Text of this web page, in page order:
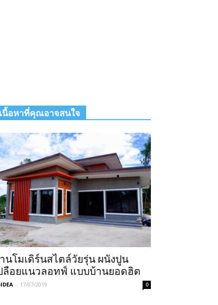
เนื้อหาที่คุณอาจสนใจ
นโมเดิร์นสไตล์วัยรุ่น ผนังปูน
ลือยแนวลอทฟ์ แบบบ้านยอดฮิต
- 17/07/2019 0